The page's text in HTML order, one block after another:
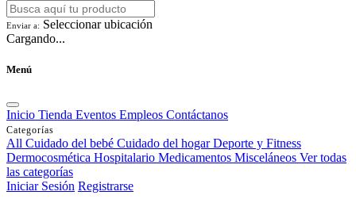
Enviar a: Seleccionar ubicación
Cargando...
Menú
Inicio Tienda Eventos Empleos Contáctanos
Categorías
All Cuidado del bebé Cuidado del hogar Deporte y Fitness
Dermocosmética Hospitalario Medicamentos Misceláneos Ver todas
las categorías
Iniciar Sesión Registrarse